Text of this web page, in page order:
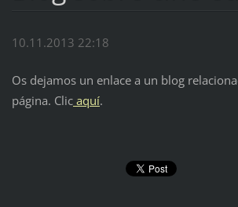
10.11.2013 22:18
Os dejamos un enlace a un blog
página. Clicaquí.